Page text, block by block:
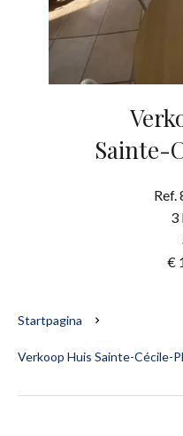
Sainte-
Ref.
3
€
Startpagina
Verkoop Huis Sainte-Cécile-